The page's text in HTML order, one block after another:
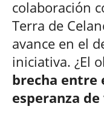
colaboración
Terra de
avance en el
iniciativa. ¿El
brecha entre
esperanza